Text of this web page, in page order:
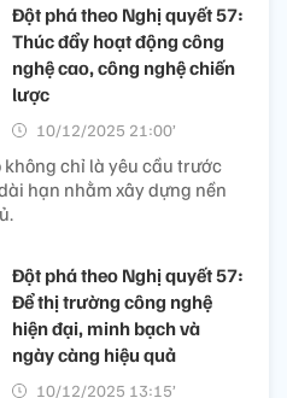
Đột phá theo Nghị quyết 57:
Thúc đẩy hoạt động công
nghệ cao, công nghệ chiến
lược
10/12/2025 21:00’
chỉ là yêu cầu trước
hạn nhằm xây dựng nền
Đột phá theo Nghị quyết 57:
Để thị trường công nghệ
hiện đại, minh bạch và
ngày càng hiệu quả
10/12/2025 13:15’